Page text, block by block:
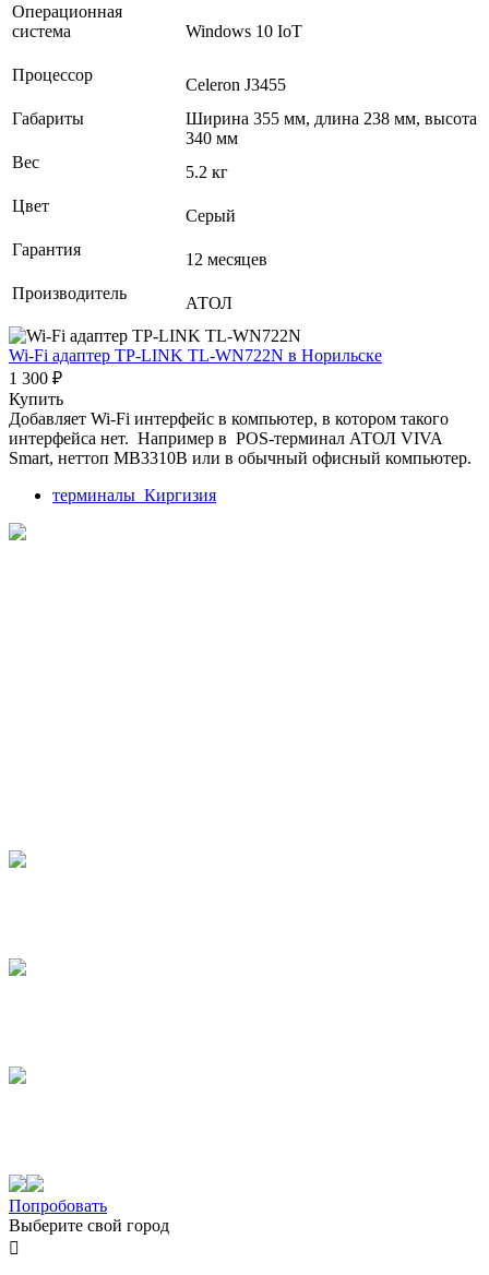
Операционная
система
Windows 10 IoT
Процессор
Celeron J3455
Габариты
Ширина 355 мм, длина 238 мм, высота
340 мм
Вес
5.2 кг
Цвет
Серый
Гарантия
12 месяцев
Производитель
АТОЛ
Wi-Fi адаптер TP-LINK TL-WN722N в Норильске
1 300 ₽
Купить
Добавляет Wi-Fi интерфейс в компьютер, в котором такого
интерфейса нет. Например в POS-терминал АТОЛ VIVA
Smart, неттоп MB3310B или в обычный офисный компьютер.
терминалы_Киргизия
Попробовать
Выберите свой город
